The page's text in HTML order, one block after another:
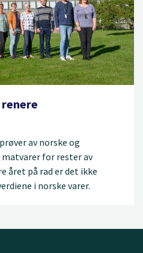
av norske og
for rester av
året på rad er det ikke
i norske varer.